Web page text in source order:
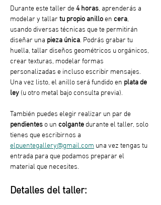
Durante este taller de 4 horas, aprenderás a
modelar y tallar tu propio anillo en cera,
usando diversas técnicas que te permitirán
diseñar una pieza única. Podrás grabar tu
huella, tallar diseños geométricos u orgánicos,
crear texturas, modelar formas
personalizadas e incluso escribir mensajes.
Una vez listo, el anillo será fundido en plata de
ley (u otro metal bajo consulta previa).
También puedes elegir realizar un par de
pendientes o un colgante durante el taller, solo
tienes que escribirnos a
elpuentegallery@gmail.com una vez tengas tu
entrada para que podamos preparar el
material que necesites.
Detalles del taller: